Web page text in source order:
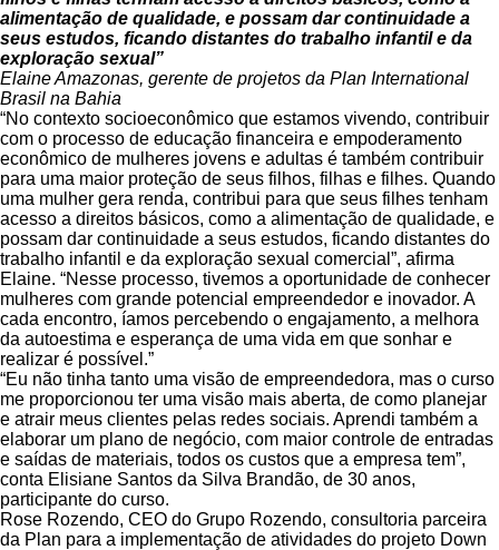
alimentação de qualidade, e possam dar continuidade a
seus estudos, ficando distantes do trabalho infantil e da
exploração sexual”
Elaine Amazonas, gerente de projetos da Plan International
Brasil na Bahia
“No contexto socioeconômico que estamos vivendo, contribuir
com o processo de educação financeira e empoderamento
econômico de mulheres jovens e adultas é também contribuir
para uma maior proteção de seus filhos, filhas e filhes. Quando
uma mulher gera renda, contribui para que seus filhes tenham
acesso a direitos básicos, como a alimentação de qualidade, e
possam dar continuidade a seus estudos, ficando distantes do
trabalho infantil e da exploração sexual comercial”, afirma
Elaine. “Nesse processo, tivemos a oportunidade de conhecer
mulheres com grande potencial empreendedor e inovador. A
cada encontro, íamos percebendo o engajamento, a melhora
da autoestima e esperança de uma vida em que sonhar e
realizar é possível.”
“Eu não tinha tanto uma visão de empreendedora, mas o curso
me proporcionou ter uma visão mais aberta, de como planejar
e atrair meus clientes pelas redes sociais. Aprendi também a
elaborar um plano de negócio, com maior controle de entradas
e saídas de materiais, todos os custos que a empresa tem”,
conta Elisiane Santos da Silva Brandão, de 30 anos,
participante do curso.
Rose Rozendo, CEO do Grupo Rozendo, consultoria parceira
da Plan para a implementação de atividades do projeto Down